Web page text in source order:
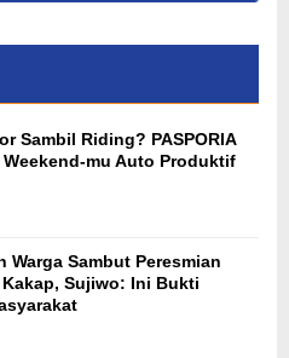
Sambil Riding? PASPORIA
mu Auto Produktif
Warga Sambut Peresmian
Kakap, Sujiwo: Ini Bukti